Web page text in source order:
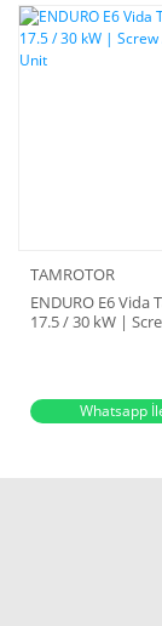
TAMROTOR
ENDURO E6 Vida
17.5 / 30 kW |
Whatsapp